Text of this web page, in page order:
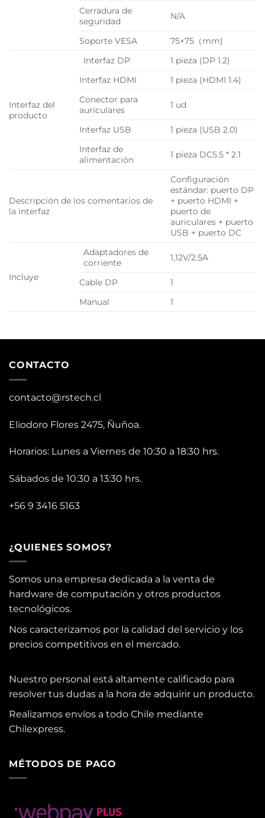
Cerradura de
seguridad
N/A
Soporte VESA 75×75（mm)
Interfaz del
producto
Interfaz DP
1 pieza (DP 1.2)
Interfaz HDMI
1 pieza (HDMI 1.4)
Conector para
auriculares
1 ud
Interfaz USB
1 pieza (USB 2.0)
Interfaz de
alimentación
1 pieza DC5.5 * 2.1
Descripción de los comentarios de
la interfaz
Configuración
estándar: puerto DP
+ puerto HDMI +
puerto de
auriculares + puerto
USB + puerto DC
Incluye
Adaptadores de
corriente
1,12V/2.5A
Cable DP
1
Manual
1
CONTACTO
contacto@rstech.cl
Eliodoro Flores 2475, Ñuñoa.
Horarios: Lunes a Viernes de 10:30 a 18:30 hrs.
Sábados de 10:30 a 13:30 hrs.
+56 9 3416 5163
¿QUIENES SOMOS?
Somos una empresa dedicada a la venta de
hardware de computación y otros productos
tecnológicos.
Nos caracterizamos por la calidad del servicio y los
precios competitivos en el mercado.
Nuestro personal está altamente calificado para
resolver tus dudas a la hora de adquirir un producto.
Realizamos envíos a todo Chile mediante
Chilexpress.
MÉTODOS DE PAGO